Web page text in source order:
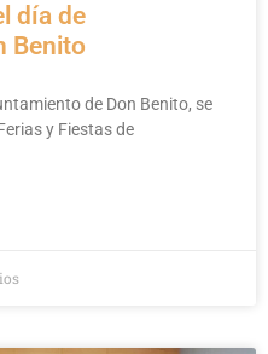
día de
Benito
de Don Benito, se
y Fiestas de